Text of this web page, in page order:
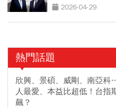
2026-04-29
熱門話題
欣興、景碩、威剛、南亞
人最愛、本益比超低！台指
飆？